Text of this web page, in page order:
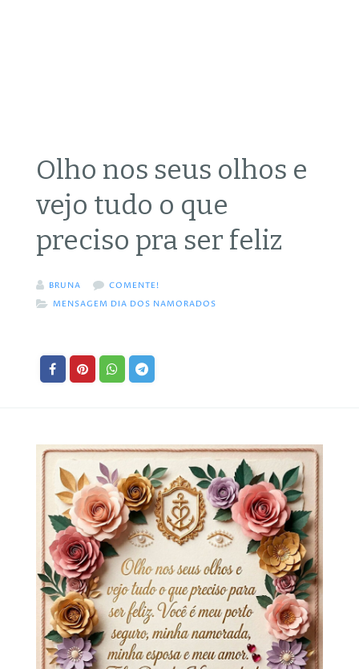
Olho nos seus olhos e
vejo tudo o que
preciso pra ser feliz
BRUNA
COMENTE!
MENSAGEM DIA DOS NAMORADOS